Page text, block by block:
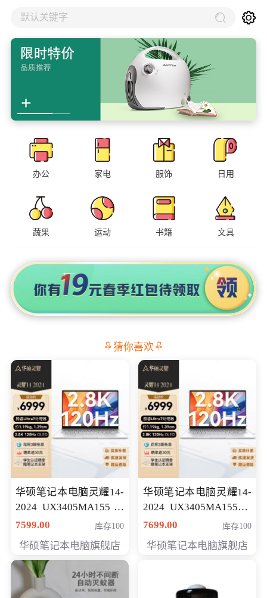
默认关键字
办公 家电 服饰 日用
蔬果 运动 书籍 文具
猜你喜欢
华硕笔记本电脑灵耀14-
2024 UX3405MA155冰
川银 oled 智慧轻薄本 会
7599.00 库存100
华硕笔记本电脑旗舰店
华硕笔记本电脑灵耀14-
2024 UX3405MA155夜
空蓝 oled 智慧轻薄本 会
7699.00 库存100
华硕笔记本电脑旗舰店